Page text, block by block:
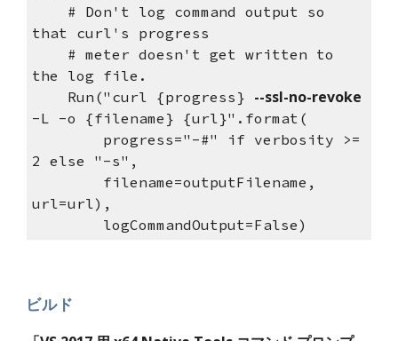
that curl's progress
the log file.
    Run("curl {progress}
--ssl-no-revoke
-L -o {filename} {url}".format(
2 else "-s",
url=url),
        logCommandOutput=False)
ビルド